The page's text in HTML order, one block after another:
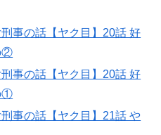
事の話【ヤク目】20話 好
②
事の話【ヤク目】20話 好
①
事の話【ヤク目】21話 や